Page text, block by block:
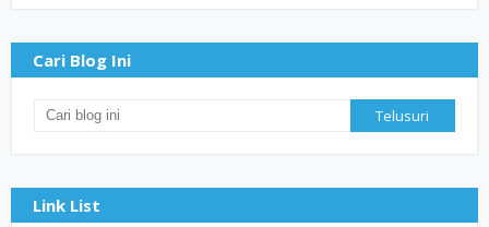
Cari Blog Ini
Link List